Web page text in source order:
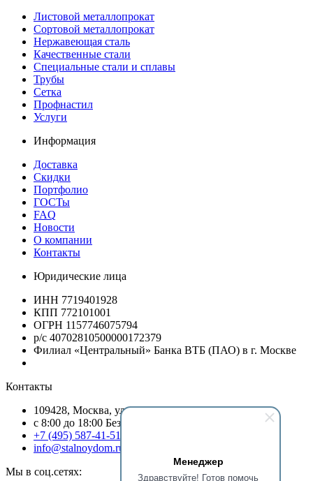
Менеджер
Здравствуйте! Готов помочь
Листовой металлопрокат
Сортовой металлопрокат
Нержавеющая сталь
Качественные стали
Специальные стали и сплавы
Трубы
Сетка
Профнастил
Услуги
Информация
Доставка
Скидки
Портфолио
ГОСТы
FAQ
Новости
О компании
Контакты
Юридические лица
ИНН 7719401928
КПП 772101001
ОГРН 1157746075794
р/с 40702810500000172379
Филиал «Центральный» Банка ВТБ (ПАО) в г. Москве
Контакты
109428, Москва, ул.Стахановская, д.19/54, оф.13
c 8:00 до 18:00 Без выходных
+7 (495) 587-41-51
info@stalnoydom.ru
Мы в соц.сетях: